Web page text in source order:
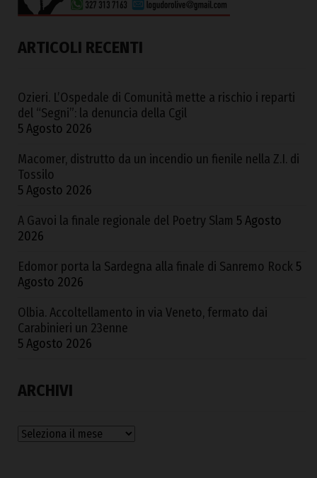
ARTICOLI RECENTI
Ozieri. L’Ospedale di Comunità mette a rischio i reparti
del “Segni”: la denuncia della Cgil
5 Agosto 2026
Macomer, distrutto da un incendio un fienile nella Z.I. di
Tossilo
5 Agosto 2026
A Gavoi la finale regionale del Poetry Slam 5 Agosto
2026
Edomor porta la Sardegna alla finale di Sanremo Rock 5
Agosto 2026
Olbia. Accoltellamento in via Veneto, fermato dai
Carabinieri un 23enne
5 Agosto 2026
ARCHIVI
Archivi